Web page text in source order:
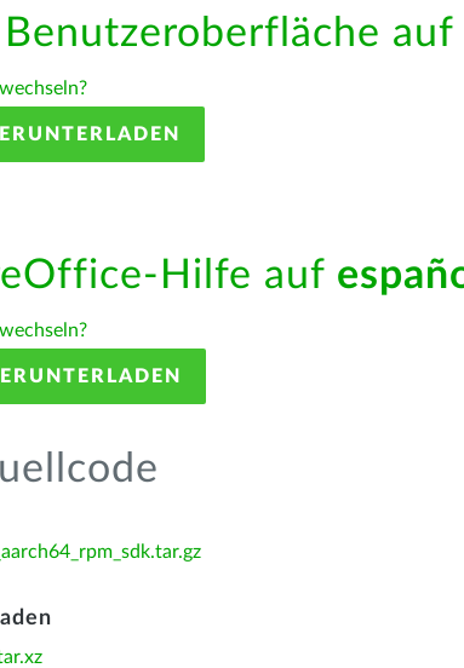
auf
Hilfe auf